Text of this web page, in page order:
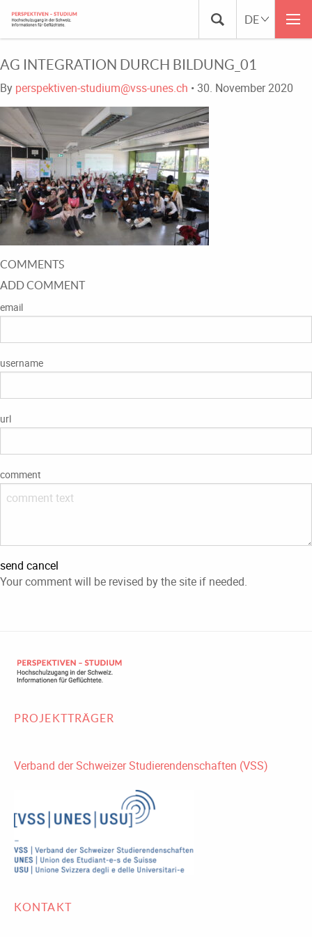
AG INTEGRATION DURCH BILDUNG_01
By perspektiven-studium@vss-unes.ch •30. November 2020
COMMENTS
ADD COMMENT
email
username
url
comment
send cancel
Your comment will be revised by the site if needed.
PROJEKTTRÄGER
Verband der Schweizer Studierendenschaften (VSS)
KONTAKT